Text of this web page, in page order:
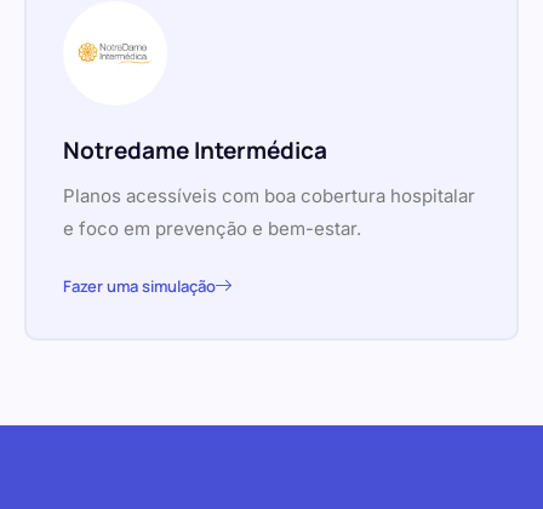
Notredame Intermédica
Planos acessíveis com boa cobertura hospitalar
e foco em prevenção e bem-estar.
Fazer uma simulação